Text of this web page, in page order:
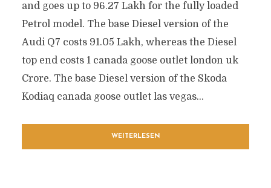
and goes up to 96.27 Lakh for the fully loaded
Petrol model. The base Diesel version of the
Audi Q7 costs 91.05 Lakh, whereas the Diesel
top end costs 1 canada goose outlet london uk
Crore. The base Diesel version of the Skoda
Kodiaq canada goose outlet las vegas...
WEITERLESEN